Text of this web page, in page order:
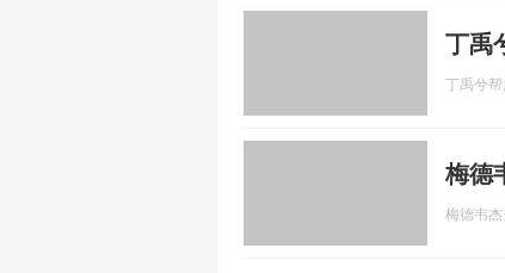
丁禹
丁禹兮
梅德
梅德韦